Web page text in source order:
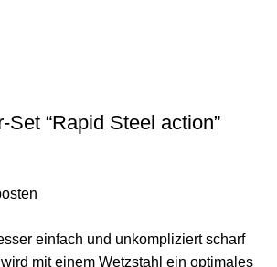
Set “Rapid Steel action”
einfach und unkompliziert scharf
mit einem Wetzstahl ein optimales